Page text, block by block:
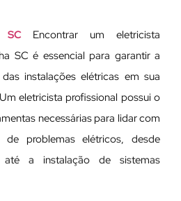
SCEncontrar um eletricista
SC é essencial para garantir a
instalações elétricas em sua
eletricista profissional possui o
necessárias para lidar com
de problemas elétricos, desde
até a instalação de sistemas